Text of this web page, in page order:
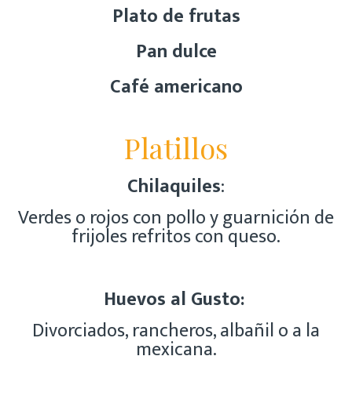
Plato de frutas
Pan dulce
Café americano
Platillos
Chilaquiles:
Verdes o rojos con pollo y guarnición de
frijoles refritos con queso.
Huevos al Gusto:
Divorciados, rancheros, albañil o a la
mexicana.